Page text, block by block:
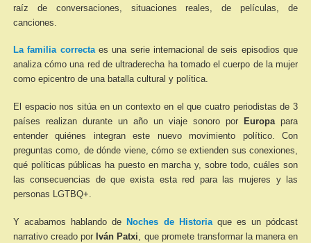
raíz de conversaciones, situaciones reales, de películas, de
canciones.
La familia correctaes una serie internacional de seis episodios que
analiza cómo una red de ultraderecha ha tomado el cuerpo de la mujer
como epicentro de una batalla cultural y política.
El espacio nos sitúa en un contexto en el que cuatro periodistas de 3
países realizan durante un año un viaje sonoro por
Europapara
entender quiénes integran este nuevo movimiento político. Con
preguntas como, de dónde viene, cómo se extienden sus conexiones,
qué políticas públicas ha puesto en marcha y, sobre todo, cuáles son
las consecuencias de que exista esta red para las mujeres y las
personas LGTBQ+.
Y acabamos hablando de Noches de Historiaque es un pódcast
narrativo creado por Iván Patxi, que promete transformar la manera en